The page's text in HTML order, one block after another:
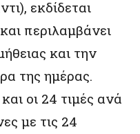
εκδίδεται
περιλαμβάνει
και την
της ημέρας.
οι 24 τιμές ανά
με τις 24